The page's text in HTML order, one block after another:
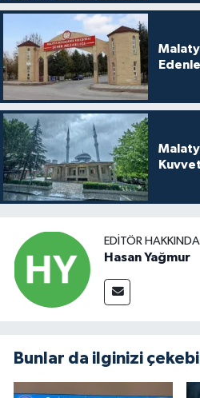
EDITÖR HAKKINDA
Hasan Yağmur
Bunlar da ilginizi